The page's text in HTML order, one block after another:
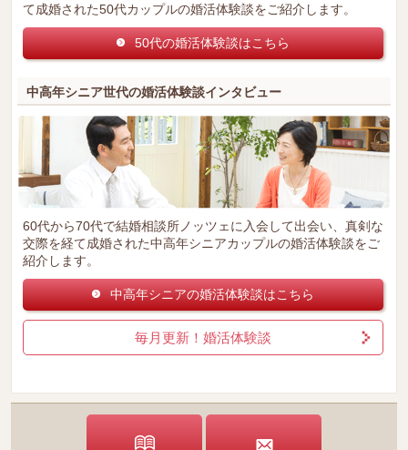
て成婚された50代カップルの婚活体験談をご紹介します。
50代の婚活体験談はこちら
中高年シニア世代の婚活体験談インタビュー
60代から70代で結婚相談所ノッツェに入会して出会い、真剣な
交際を経て成婚された中高年シニアカップルの婚活体験談をご
紹介します。
中高年シニアの婚活体験談はこちら
毎月更新！婚活体験談